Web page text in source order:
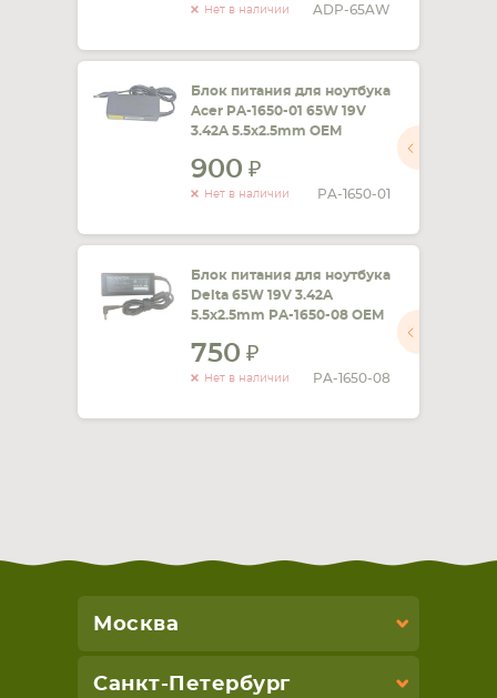
Нет в наличии ADP-65AW
Блок питания для ноутбука
Acer PA-1650-01 65W 19V
3.42A 5.5x2.5mm OEM
900
Нет в наличии PA-1650-01
Блок питания для ноутбука
Delta 65W 19V 3.42A
5.5x2.5mm PA-1650-08 OEM
750
Нет в наличии PA-1650-08
Москва
Санкт-Петербург